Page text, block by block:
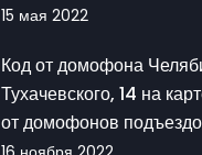
15 мая 2022
Код от домофона
Тухачевского, 14 на
от домофонов